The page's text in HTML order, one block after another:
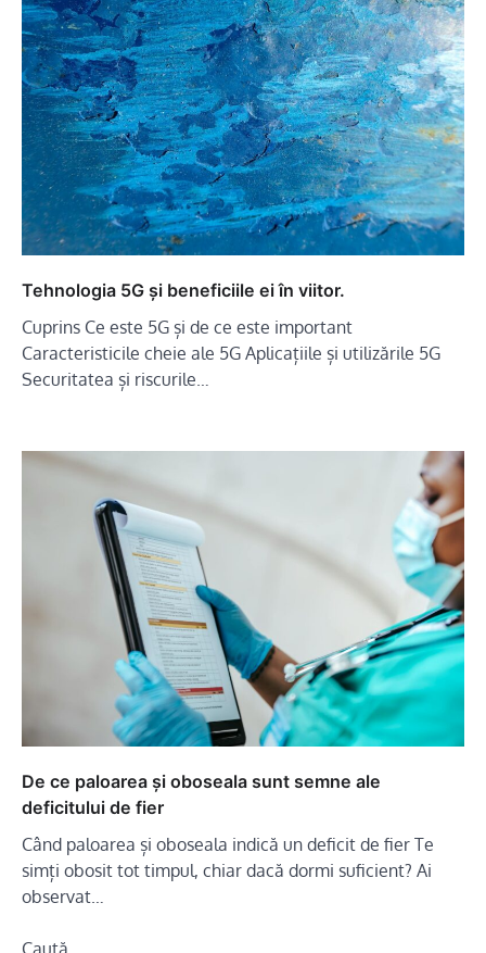
Tehnologia 5G și beneficiile ei în viitor.
Cuprins Ce este 5G și de ce este important
Caracteristicile cheie ale 5G Aplicațiile și utilizările 5G
Securitatea și riscurile…
De ce paloarea și oboseala sunt semne ale
deficitului de fier
Când paloarea și oboseala indică un deficit de fier Te
simți obosit tot timpul, chiar dacă dormi suficient? Ai
observat…
Caută